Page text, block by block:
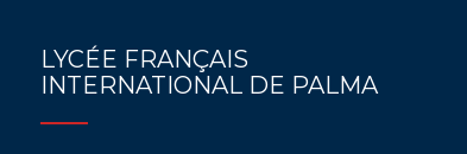
LYCÉE FRANÇAIS
INTERNATIONAL DE PALMA